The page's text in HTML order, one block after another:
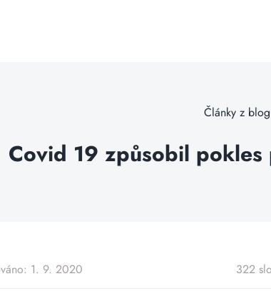
Články z
Covid 19 způsobil
1. 9. 2020 322